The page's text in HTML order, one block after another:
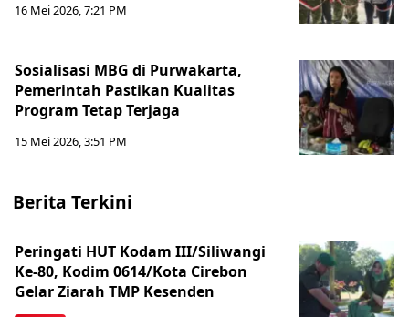
16 Mei 2026, 7:21 PM
Sosialisasi MBG di Purwakarta,
Pemerintah Pastikan Kualitas
Program Tetap Terjaga
15 Mei 2026, 3:51 PM
Berita Terkini
Peringati HUT Kodam III/Siliwangi
Ke-80, Kodim 0614/Kota Cirebon
Gelar Ziarah TMP Kesenden